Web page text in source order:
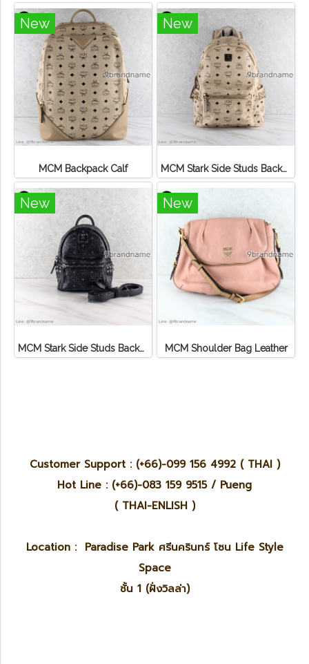
New
MCM Backpack Calf
New
MCM Stark Side Studs Backpack in Visetos
New
MCM Stark Side Studs Backpack in Visetos Calf black
New
MCM Shoulder Bag Leather
Customer Support : (+66)-099 156 4992 ( THAI )
Hot Line : (+66)-083 159 9515 / Pueng
( THAI-ENLISH )
Location : Paradise Park ศรีนครินทร์ โซน Life Style
Space
ชั้น 1 (ฝั่งวิลล่า)